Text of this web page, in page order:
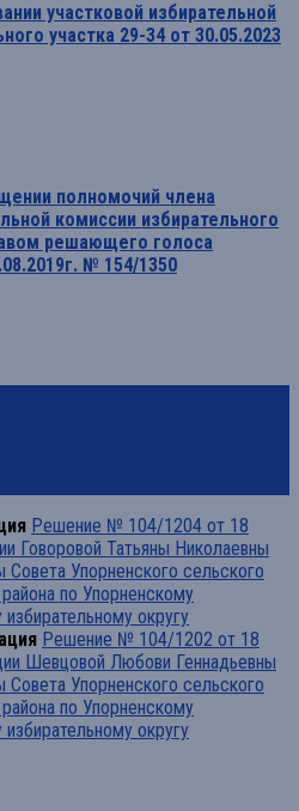
участковой избирательной
участка 29-34 от 30.05.2023
полномочий члена
комиссии избирательного
решающего голоса
№ 154/1350
Решение № 104/1204 от 18
Говоровой Татьяны Николаевны
Упорненского сельского
по Упорненскому
округу
Решение № 104/1202 от 18
Шевцовой Любови Геннадьевны
Упорненского сельского
по Упорненскому
округу